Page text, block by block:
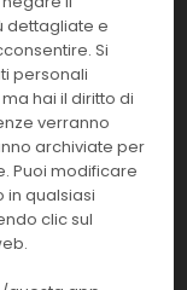
dettagliate e
Si
personali
hai il diritto di
verranno
archiviate per
Puoi modificare
in qualsiasi
clic sul